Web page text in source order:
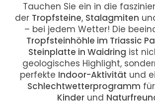
Tauchen Sie ein in die
der Tropfsteine, Stalagmiten
– bei jedem Wetter! Die
Tropfsteinhöhle im Triassic
Steinplatte in Waidring ist
geologisches Highlight,
perfekte Indoor-Aktivität und
Schlechtwetterprogramm für
Kinderund